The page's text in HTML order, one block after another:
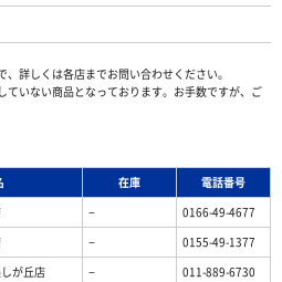
詳しくは各店までお問い合わせください。
いない商品となっております。お手数ですが、ご
在庫
電話番号
−
0166-49-4677
−
0155-49-1377
が丘店 −
011-889-6730